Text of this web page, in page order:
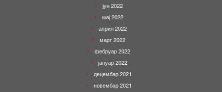
јун 2022
мај 2022
април 2022
март 2022
фебруар 2022
јануар 2022
децембар 2021
новембар 2021